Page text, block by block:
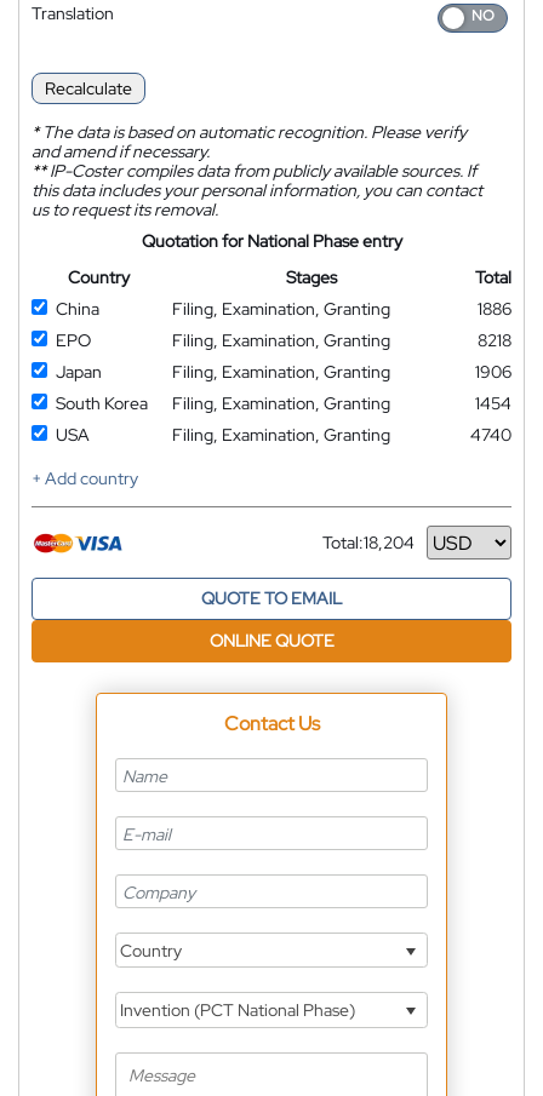
Translation
Recalculate
*The data is based on automatic recognition. Please verify
and amend if necessary.
**IP-Coster compiles data from publicly available sources. If
this data includes your personal information, you can contact
us to request its removal.
Quotation for National Phase entry
Country
Stages
Total
China
Filing, Examination, Granting
1886
EPO
Filing, Examination, Granting
8218
Japan
Filing, Examination, Granting
1906
South Korea
Filing, Examination, Granting
1454
USA
Filing, Examination, Granting
4740
+ Add country
Total:18,204
Currency
QUOTE TO EMAIL
ONLINE QUOTE
Contact Us
Country
Invention (PCT National Phase)